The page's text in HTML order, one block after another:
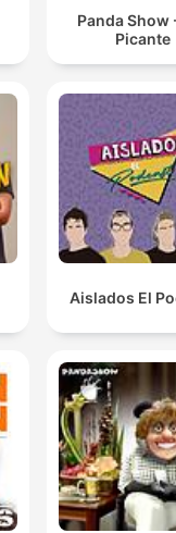
Panda Show
Picante
Aislados El